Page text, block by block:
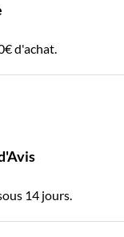
d'achat.
14 jours.